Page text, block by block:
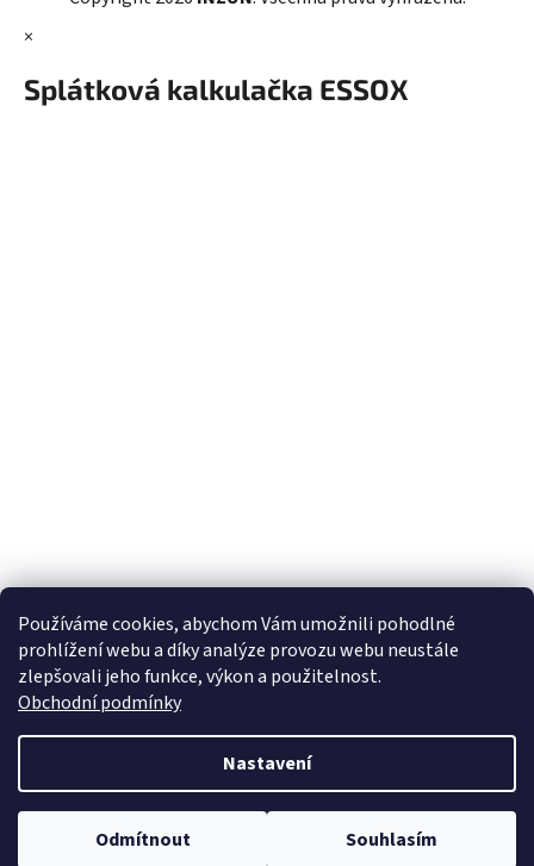
Používáme cookies, abychom Vám umožnili pohodlné
prohlížení webu a díky analýze provozu webu neustále
zlepšovali jeho funkce, výkon a použitelnost.
Obchodní podmínky
Nastavení
Odmítnout Souhlasím
v
ý
×
Splátková kalkulačka ESSOX